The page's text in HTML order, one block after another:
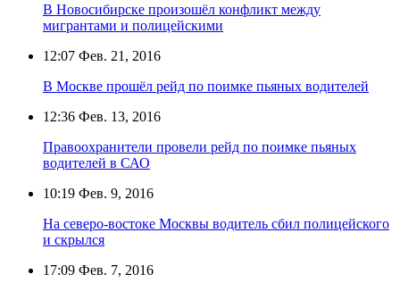
В Новосибирске произошёл конфликт между
мигрантами и полицейскими
12:07 Фев. 21, 2016
В Москве прошёл рейд по поимке пьяных водителей
12:36 Фев. 13, 2016
Правоохранители провели рейд по поимке пьяных
водителей в САО
10:19 Фев. 9, 2016
На северо-востоке Москвы водитель сбил полицейского
и скрылся
17:09 Фев. 7, 2016